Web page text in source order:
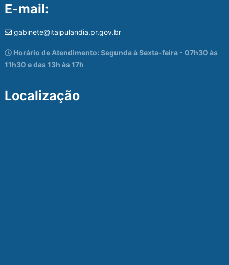
E-mail:
gabinete@itaipulandia.pr.gov.br
Horário de Atendimento: Segunda à Sexta-feira - 07h30 às
11h30 e das 13h às 17h
Localização